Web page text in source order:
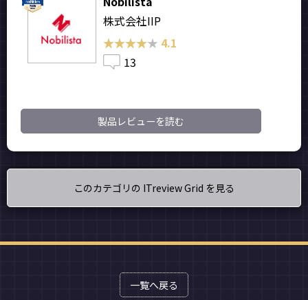
株式会社IIP
★★★★★
★★★★★ 4.1
13
製品レビューを読む
このカテゴリの ITreview Grid を見る
一覧へ戻る